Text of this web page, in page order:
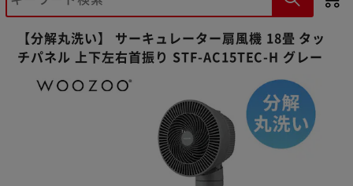
【分解丸洗い】 サーキュレーター扇風機 18畳 タッ
チパネル 上下左右首振り STF-AC15TEC-H グレー